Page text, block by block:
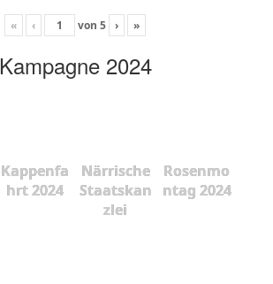
« ‹ von 5 › »
Kampagne 2024
Kappenfa
hrt 2024
Närrische
Staatskan
zlei
Rosenmo
ntag 2024